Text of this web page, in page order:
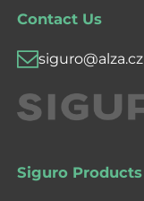
Contact Us
siguro@alza.cz
Siguro Products